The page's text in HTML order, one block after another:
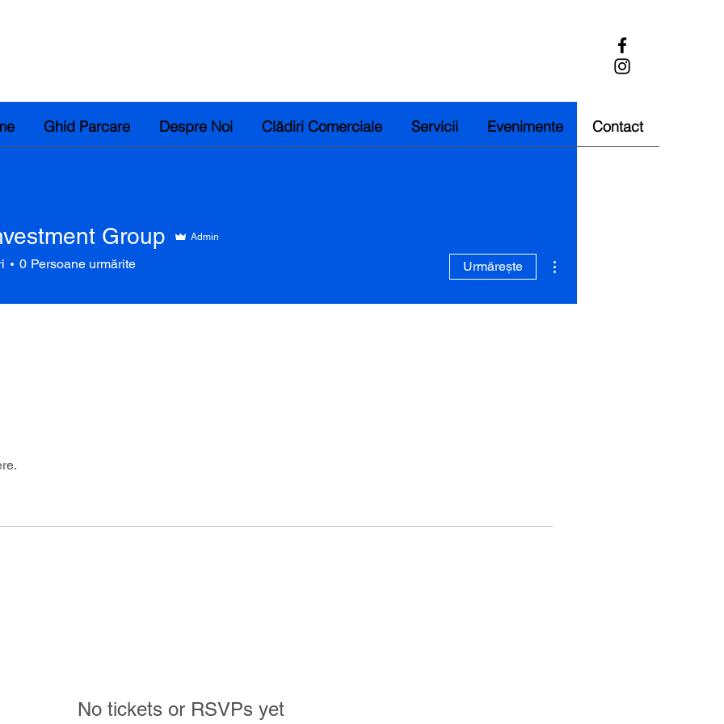
Ghid Parcare Despre Noi Clădiri Comerciale Servicii Evenimente Contact
No tickets or RSVPs yet
Group
Group Admin
0 Persoane urmărite Urmărește